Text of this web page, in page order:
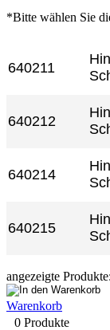
*Bitte wählen Sie
640211
640212
640214
640215
angezeigte Produkte:
Warenkorb
0 Produkte